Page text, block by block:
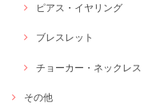
ピアス・イヤリング
ブレスレット
チョーカー・ネックレス
その他